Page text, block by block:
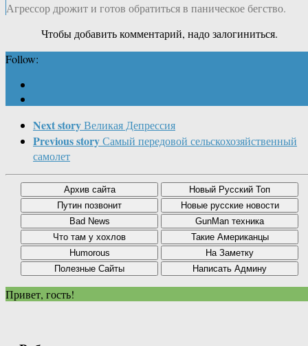
Агрессор дрожит и готов обратиться в паническое бегство.
Чтобы добавить комментарий, надо залогиниться.
Follow:
Next storyВеликая Депрессия
Previous storyСамый передовой сельскохозяйственный
самолет
Привет, гость!